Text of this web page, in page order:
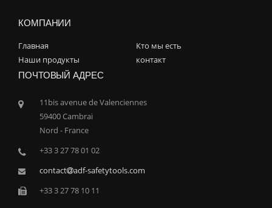
КОМПАНИИ
Главная
Кто мы есть
Наши продукты
контакт
ПОЧТОВЫЙ АДРЕС
11bis avenue de Valenciennes
59400 Cambrai
Nord - France
+33 3 27 78 01 02
contact
adf-safetytools.com
+33 3 27 78 10 11